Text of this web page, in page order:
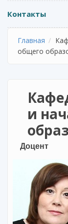
Контакты
Главная
общего
и
Доцент